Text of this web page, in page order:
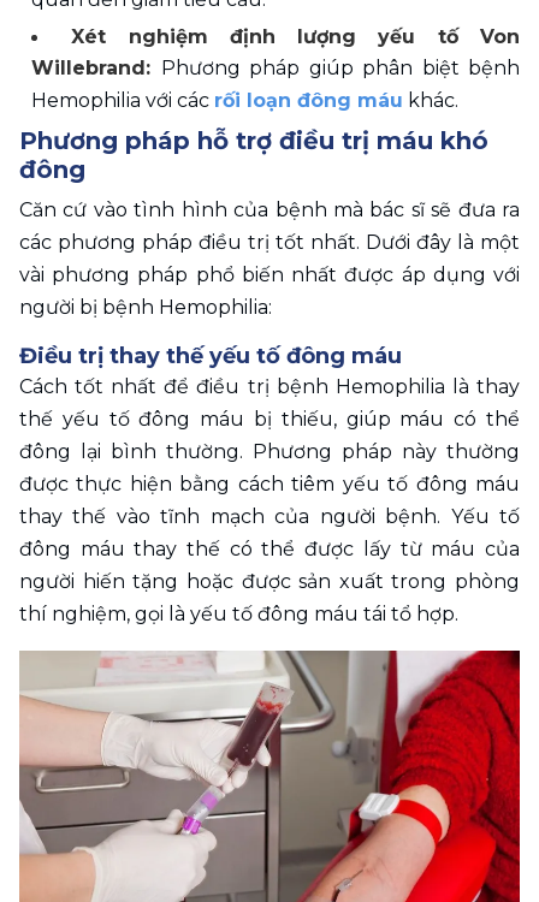
Xét nghiệm định lượng yếu tố Von
Willebrand: Phương pháp giúp phân biệt bệnh
Hemophilia với các rối loạn đông máu khác.
Phương pháp hỗ trợ điều trị máu khó
đông
Căn cứ vào tình hình của bệnh mà bác sĩ sẽ đưa ra
các phương pháp điều trị tốt nhất. Dưới đây là một
vài phương pháp phổ biến nhất được áp dụng với
người bị bệnh Hemophilia:
Điều trị thay thế yếu tố đông máu
Cách tốt nhất để điều trị bệnh Hemophilia là thay
thế yếu tố đông máu bị thiếu, giúp máu có thể
đông lại bình thường. Phương pháp này thường
được thực hiện bằng cách tiêm yếu tố đông máu
thay thế vào tĩnh mạch của người bệnh. Yếu tố
đông máu thay thế có thể được lấy từ máu của
người hiến tặng hoặc được sản xuất trong phòng
thí nghiệm, gọi là yếu tố đông máu tái tổ hợp.